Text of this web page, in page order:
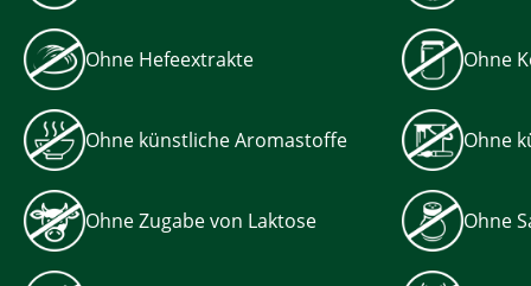
Ohne Hefeextrakte Ohne
Ohne künstliche Aromastoffe Ohne
Ohne Zugabe von Laktose Ohne